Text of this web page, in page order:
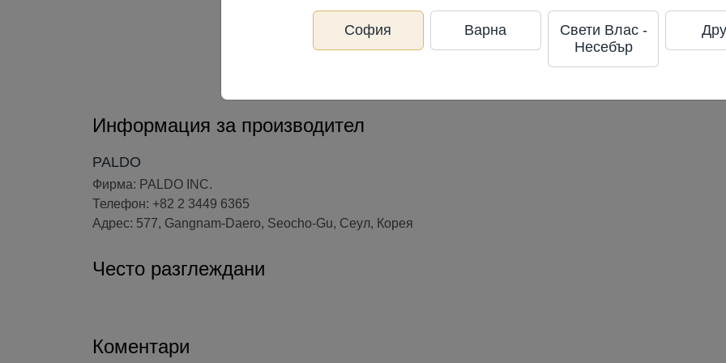
За 100 грама
418 7
Протеини
15 62
Информация за производител
PALDO
Фирма: PALDO INC.
Телефон: +82 2 3449 6365
Адрес: 577, Gangnam-Daero, Seocho-Gu, Сеул, Корея
Често разглеждани
Коментари
София Варна
Свети Влас -
Несебър